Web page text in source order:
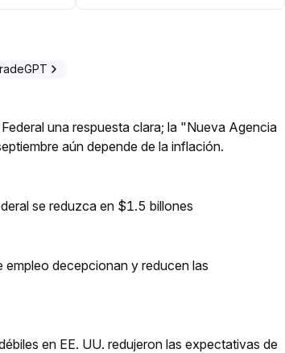
una respuesta clara; la "Nueva Agencia
aún depende de la inflación.
se reduzca en $1.5 billones
empleo decepcionan y reducen las
en EE. UU. redujeron las expectativas de